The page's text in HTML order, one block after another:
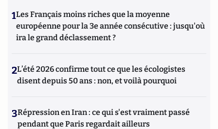
1Les Français moins riches que la moyenne
européenne pour la 3e année consécutive : jusqu'où
ira le grand déclassement ?
2L’été 2026 confirme tout ce que les écologistes
disent depuis 50 ans : non, et voilà pourquoi
3Répression en Iran : ce qui s'est vraiment passé
pendant que Paris regardait ailleurs